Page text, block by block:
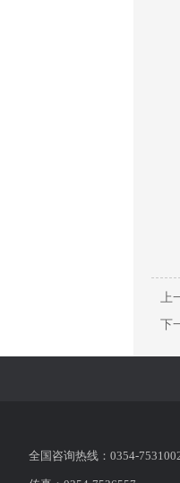
上
下
全国咨询热线：0354-